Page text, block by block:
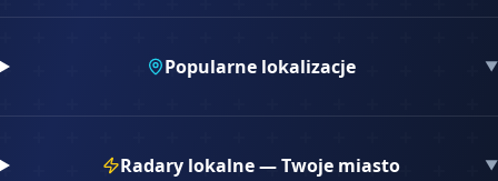
Popularne lokalizacje ▼
Radary lokalne — Twoje miasto ▼